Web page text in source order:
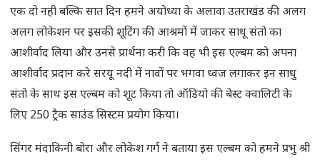
एक दो नही बल्कि सात दिन हमने अयोध्या के अलावा उतराखंड की अलग
अलग लोकेशन पर इसकी शूटिंग की आश्रमों में जाकर साधू संतो का
आशीर्वाद लिया और उनसे प्रार्थना करी कि वह भी इस एल्बम को अपना
आशीर्वाद प्रदान करे सरयू नदी में नावों पर भगवा ध्वज लगाकर इन साधु
संतो के साथ इस एल्बम को शूट किया तो ऑडियो की बेस्ट क्वालिटी के
लिए 250 ट्रैक साउंड सिस्टम प्रयोग किया।
सिंगर मंदाकिनी बोरा और लोकेश गर्ग ने बताया इस एल्बम को हमने प्रभु श्री